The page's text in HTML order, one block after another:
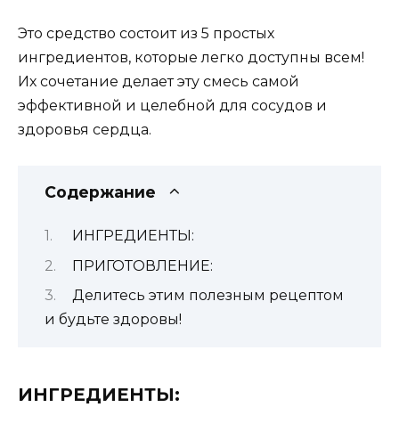
Это средство состоит из 5 простых
ингредиентов, которые легко доступны всем!
Их сочетание делает эту смесь самой
эффективной и целебной для сосудов и
здоровья сердца.
Содержание
ИНГРЕДИЕНТЫ:
ПРИГОТОВЛЕНИЕ:
Делитесь этим полезным рецептом
и будьте здоровы!
ИНГРЕДИЕНТЫ: